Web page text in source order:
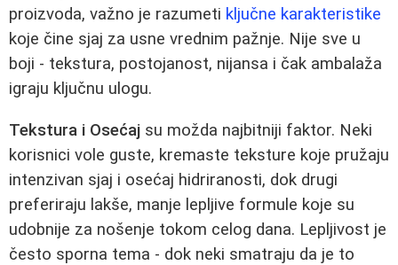
proizvoda, važno je razumeti ključne karakteristike
koje čine sjaj za usne vrednim pažnje. Nije sve u
boji - tekstura, postojanost, nijansa i čak ambalaža
igraju ključnu ulogu.
Tekstura i Osećaj su možda najbitniji faktor. Neki
korisnici vole guste, kremaste teksture koje pružaju
intenzivan sjaj i osećaj hidriranosti, dok drugi
preferiraju lakše, manje lepljive formule koje su
udobnije za nošenje tokom celog dana. Lepljivost je
često sporna tema - dok neki smatraju da je to